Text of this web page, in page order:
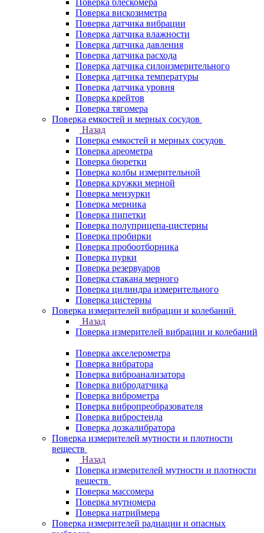
Поверка блескомера
Поверка вискозиметра
Поверка датчика вибрации
Поверка датчика влажности
Поверка датчика давления
Поверка датчика расхода
Поверка датчика силоизмерительного
Поверка датчика температуры
Поверка датчика уровня
Поверка крейтов
Поверка тягомера
Поверка емкостей и мерных сосудов
Назад
Поверка емкостей и мерных сосудов
Поверка ареометра
Поверка бюретки
Поверка колбы измерительной
Поверка кружки мерной
Поверка мензурки
Поверка мерника
Поверка пипетки
Поверка полуприцепа-цистерны
Поверка пробирки
Поверка пробоотборника
Поверка пурки
Поверка резервуаров
Поверка стакана мерного
Поверка цилиндра измерительного
Поверка цистерны
Поверка измерителей вибрации и колебаний
Назад
Поверка измерителей вибрации и колебаний
Поверка акселерометра
Поверка вибратора
Поверка виброанализатора
Поверка вибродатчика
Поверка виброметра
Поверка вибропреобразователя
Поверка вибростенда
Поверка дозкалибратора
Поверка измерителей мутности и плотности
веществ
Назад
Поверка измерителей мутности и плотности
веществ
Поверка массомера
Поверка мутномера
Поверка натриймера
Поверка измерителей радиации и опасных